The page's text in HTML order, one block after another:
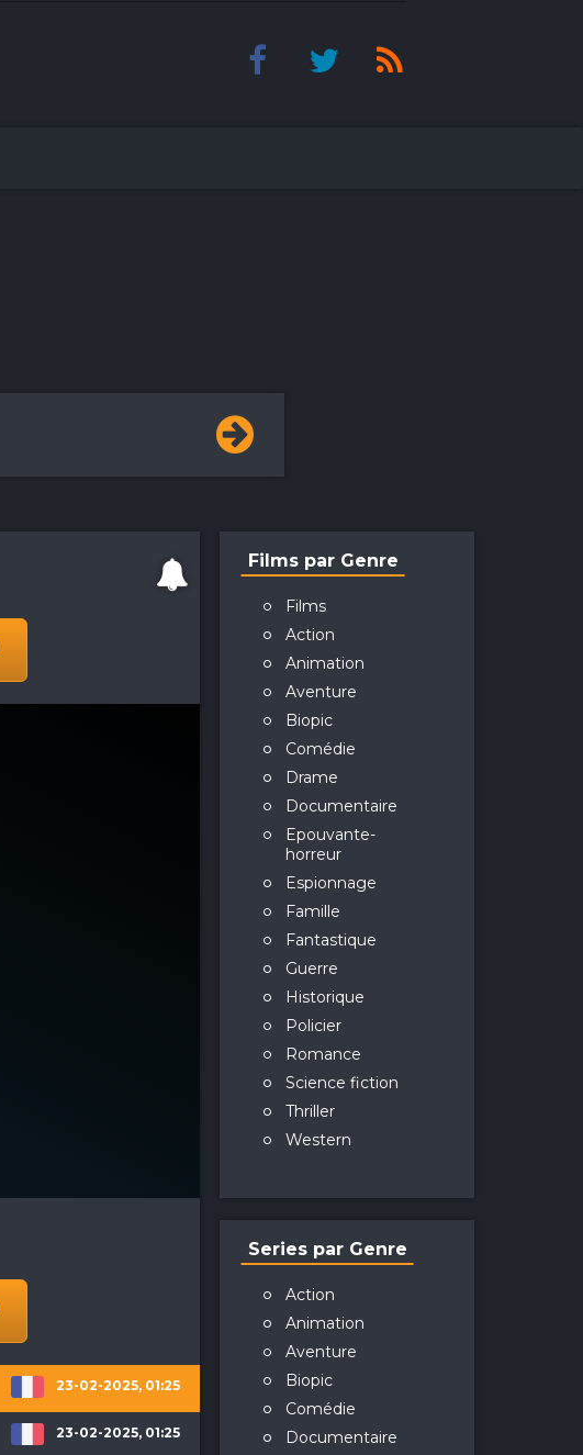
23-02-2025, 01:25
23-02-2025, 01:25
Films par Genre
Films
Action
Animation
Aventure
Biopic
Comédie
Drame
Documentaire
Epouvante-
horreur
Espionnage
Famille
Fantastique
Guerre
Historique
Policier
Romance
Science fiction
Thriller
Western
Series par Genre
Action
Animation
Aventure
Biopic
Comédie
Documentaire